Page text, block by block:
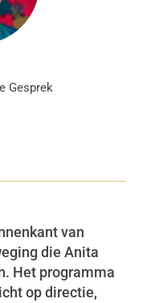
Gesprek
van
die Anita
Het programma
op directie,